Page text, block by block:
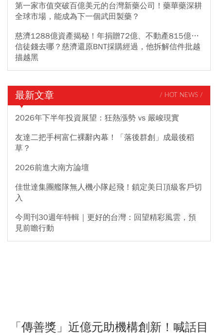
第一家市值突破百億美元的台灣新藥公司！藥華藥深耕
全球市場，能成為下一個武田製藥？
慈濟1288億資產揭秘！年捐贈72億、不動產815億…
信徒錢去哪？慈濟還原BNT採購經過，他拆解信件批越
描越黑
最新文章 / HOT NEWS /
2026年下半年投資展望：狂熱漲勢 vs 嚴峻現實
友達二把手柯富仁裸辭內幕！「落後群創」成最後稻
草？
2026前進大南方論壇
佳世達集團艦隊無人機小隊起飛！鎖定美日頂級客戶切
入
今周刊30週年特輯｜更好的台灣：回望精彩風雲，預
見前瞻行動
「傳善獎」近億元助機構創新！喊話目